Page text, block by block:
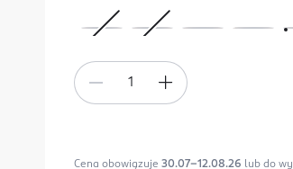
Cena obowiązuje 30.07-12.08.26 lub do